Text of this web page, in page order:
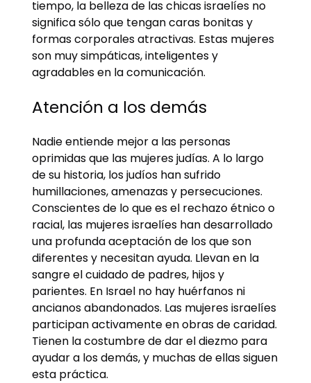
tiempo, la belleza de las chicas israelíes no
significa sólo que tengan caras bonitas y
formas corporales atractivas. Estas mujeres
son muy simpáticas, inteligentes y
agradables en la comunicación.
Atención a los demás
Nadie entiende mejor a las personas
oprimidas que las mujeres judías. A lo largo
de su historia, los judíos han sufrido
humillaciones, amenazas y persecuciones.
Conscientes de lo que es el rechazo étnico o
racial, las mujeres israelíes han desarrollado
una profunda aceptación de los que son
diferentes y necesitan ayuda. Llevan en la
sangre el cuidado de padres, hijos y
parientes. En Israel no hay huérfanos ni
ancianos abandonados. Las mujeres israelíes
participan activamente en obras de caridad.
Tienen la costumbre de dar el diezmo para
ayudar a los demás, y muchas de ellas siguen
esta práctica.